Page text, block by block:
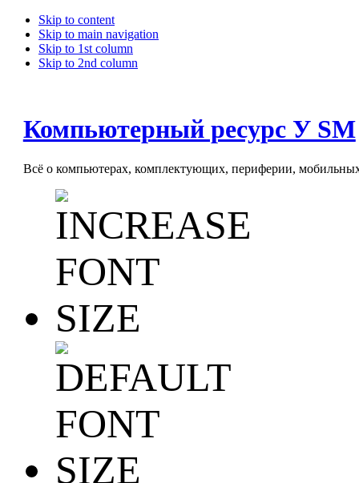
Skip to content
Skip to main navigation
Skip to 1st column
Skip to 2nd column
Компьютерный ресурс У SM
Всё о компьютерах, комплектующих, периферии, мобильных